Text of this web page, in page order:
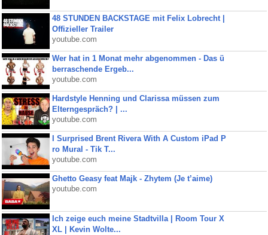
48 STUNDEN BACKSTAGE mit Felix Lobrecht |
Offizieller Trailer
youtube.com
Wer hat in 1 Monat mehr abgenommen - Das ü
berraschende Ergeb...
youtube.com
Hardstyle Henning und Clarissa müssen zum
Elterngespräch? | ...
youtube.com
I Surprised Brent Rivera With A Custom iPad P
ro Mural - Tik T...
youtube.com
Ghetto Geasy feat Majk - Zhytem (Je t’aime)
youtube.com
Ich zeige euch meine Stadtvilla | Room Tour X
XL | Kevin Wolte...